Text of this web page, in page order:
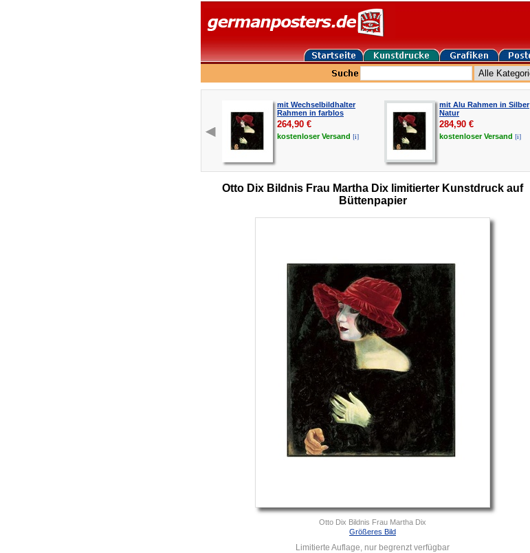
mit Wechselbildhalter
Rahmen in farblos
264,90 €
kostenloserVersand [i]
mit Alu Rahmen in Silber
Natur
284,90 €
kostenloserVersand [i]
Otto Dix Bildnis Frau Martha Dix limitierter Kunstdruck auf
Büttenpapier
Otto Dix Bildnis Frau Martha Dix
Größeres Bild
Limitierte Auflage, nur begrenzt verfügbar